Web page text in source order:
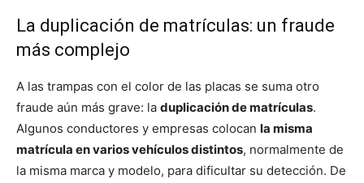
La duplicación de matrículas: un fraude
más complejo
A las trampas con el color de las placas se suma otro
fraude aún más grave: la duplicación de matrículas.
Algunos conductores y empresas colocan la misma
matrícula en varios vehículos distintos, normalmente de
la misma marca y modelo, para dificultar su detección. De